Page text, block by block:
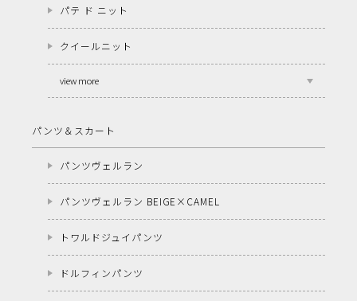
パテ ド ニット
クイールニット
view more
パンツ＆スカート
パンツヴェルラン
パンツヴェルラン BEIGE×CAMEL
トワルドジュイパンツ
ドルフィンパンツ